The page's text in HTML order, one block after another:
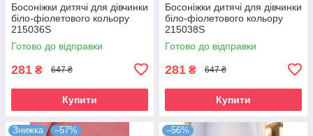
Босоніжки дитячі для дівчинки
біло-фіолетового кольору
215036S
Готово до відправки
281 ₴ 647 ₴
Купити
Босоніжки дитячі для дівчинки
біло-фіолетового кольору
215038S
Готово до відправки
281 ₴ 647 ₴
Купити
Знижка –57% –56%